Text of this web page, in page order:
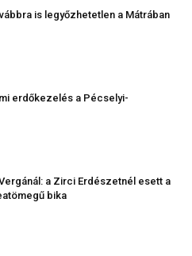
is legyőzhetetlen a Mátrában
erdőkezelés a Pécselyi-
a Zirci Erdészetnél esett a
bika